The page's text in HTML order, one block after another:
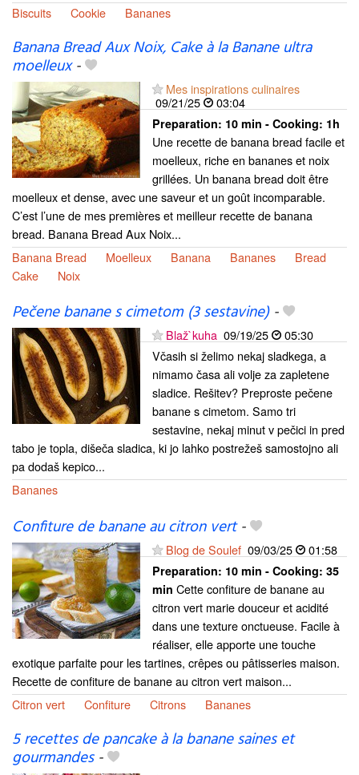
Biscuits
Cookie Bananes
Banana Bread Aux Noix, Cake à la Banane ultra
moelleux-
Mes inspirations culinaires
09/21/25
03:04
Preparation: 10 min - Cooking: 1h
Une recette de banana bread facile et
moelleux, riche en bananes et noix
grillées. Un banana bread doit être
moelleux et dense, avec une saveur et un goût incomparable.
C’est l’une de mes premières et meilleur recette de banana
bread. Banana Bread Aux Noix...
Banana Bread
Moelleux Banana Bananes
Bread
Cake
Noix
Pečene banane s cimetom (3 sestavine)-
Blaž`kuha 09/19/25
05:30
Včasih si želimo nekaj sladkega, a
nimamo časa ali volje za zapletene
sladice. Rešitev? Preproste pečene
banane s cimetom. Samo tri
sestavine, nekaj minut v pečici in pred
tabo je topla, dišeča sladica, ki jo lahko postrežeš samostojno ali
pa dodaš kepico...
Bananes
Confiture de banane au citron vert-
Blog de Soulef 09/03/25 01:58
Preparation: 10 min - Cooking: 35
min Cette confiture de banane au
citron vert marie douceur et acidité
dans une texture onctueuse. Facile à
réaliser, elle apporte une touche
exotique parfaite pour les tartines, crêpes ou pâtisseries maison.
Recette de confiture de banane au citron vert maison...
Citron vert
Confiture Citrons Bananes
5 recettes de pancake à la banane saines et
gourmandes-